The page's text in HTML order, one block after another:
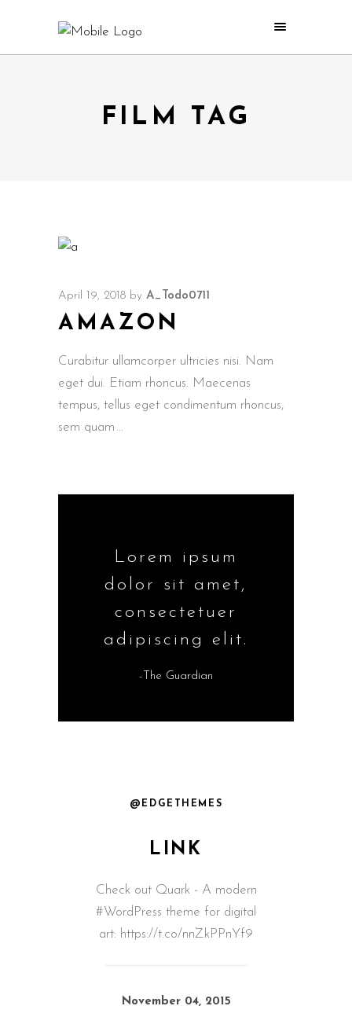
FILM TAG
April 19, 2018 by A_Todo0711
AMAZON
Curabitur ullamcorper ultricies nisi. Nam
eget dui. Etiam rhoncus. Maecenas
tempus, tellus eget condimentum rhoncus,
sem quam
Lorem ipsum
dolor sit amet,
consectetuer
adipiscing elit.
-The Guardian
@EDGETHEMES
LINK
Check out Quark - A modern
#WordPress theme for digital
art: https://t.co/nnZkPPnYf9
November 04, 2015